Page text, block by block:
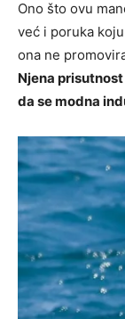
Ono što ovu
već i poruka
ona ne
Njena
da se modna